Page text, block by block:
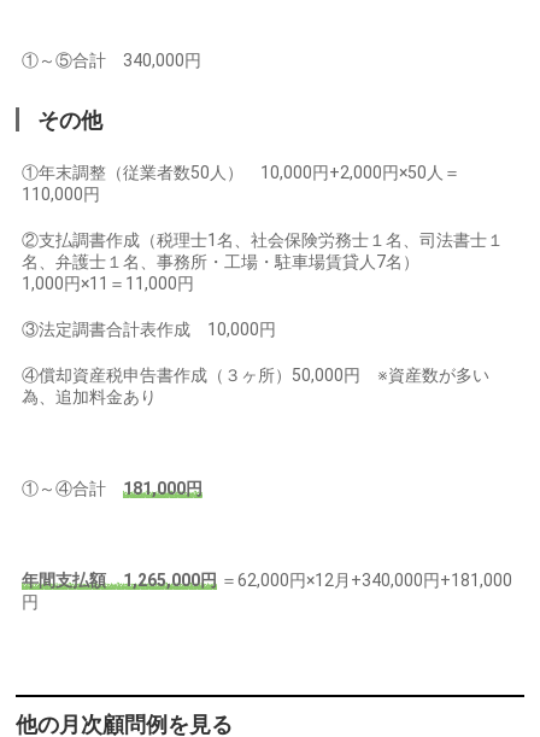
①～⑤合計 340,000円
その他
①年末調整（従業者数50人） 10,000円+2,000円×50人＝
110,000円
②支払調書作成（税理士1名、社会保険労務士１名、司法書士１
名、弁護士１名、事務所・工場・駐車場賃貸人7名）
1,000円×11＝11,000円
③法定調書合計表作成 10,000円
④償却資産税申告書作成（３ヶ所）50,000円 ※資産数が多い
為、追加料金あり
①～④合計181,000円
年間支払額 1,265,000円 ＝62,000円×12月+340,000円+181,000
円
他の月次顧問例を見る